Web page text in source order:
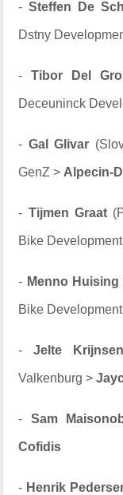
-Steffen De
Dstny
-Tibor Del
Deceuninck
- Gal Glivar
GenZ > Alpecin-
- Tijmen Graat
Bike
- Menno Huising
Bike
-Jelte
Valkenburg >
- Sam
Cofidis
- Henrik